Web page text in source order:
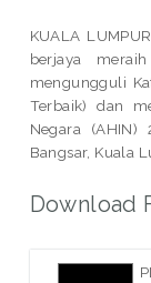
KUALA
berjaya
mengungguli
Terbaik) dan
Negara
Bangsar, Kuala
Download